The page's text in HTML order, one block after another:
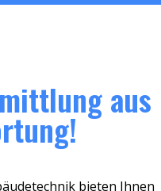
aus
bieten Ihnen